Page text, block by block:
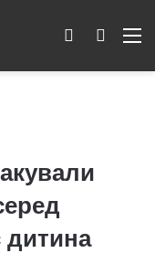
Пошук
Switch skin
дитина